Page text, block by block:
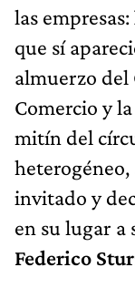
las empresas:
que sí
almuerzo del
Comercio y
mitín del
heterogéneo,
invitado y
en su lugar a
Federico